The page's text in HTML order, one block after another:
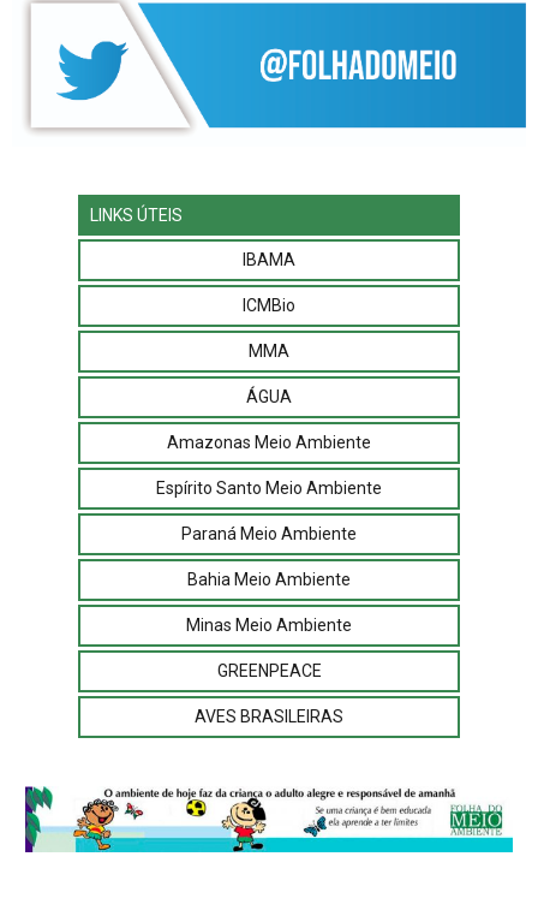
LINKS ÚTEIS
IBAMA
ICMBio
MMA
ÁGUA
Amazonas Meio Ambiente
Espírito Santo Meio Ambiente
Paraná Meio Ambiente
Bahia Meio Ambiente
Minas Meio Ambiente
GREENPEACE
AVES BRASILEIRAS